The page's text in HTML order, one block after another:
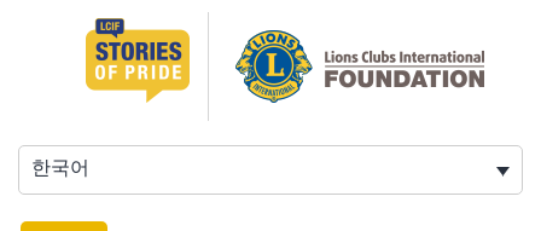
한국어